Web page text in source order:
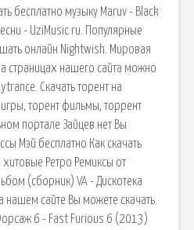
бесплатно музыку Maruv - Black
- UziMusic.ru. Популярные
онлайн Nightwish. Мировая
страницах нашего сайта можно
Скачать торент на
торент фильмы, торрент
портале Зайцев.нет Вы
Мэй бесплатно Как скачать
Ретро Ремиксы от
(сборник) VA - Дискотека
нашем сайте Вы можете скачать.
6 - Fast Furious 6 (2013)